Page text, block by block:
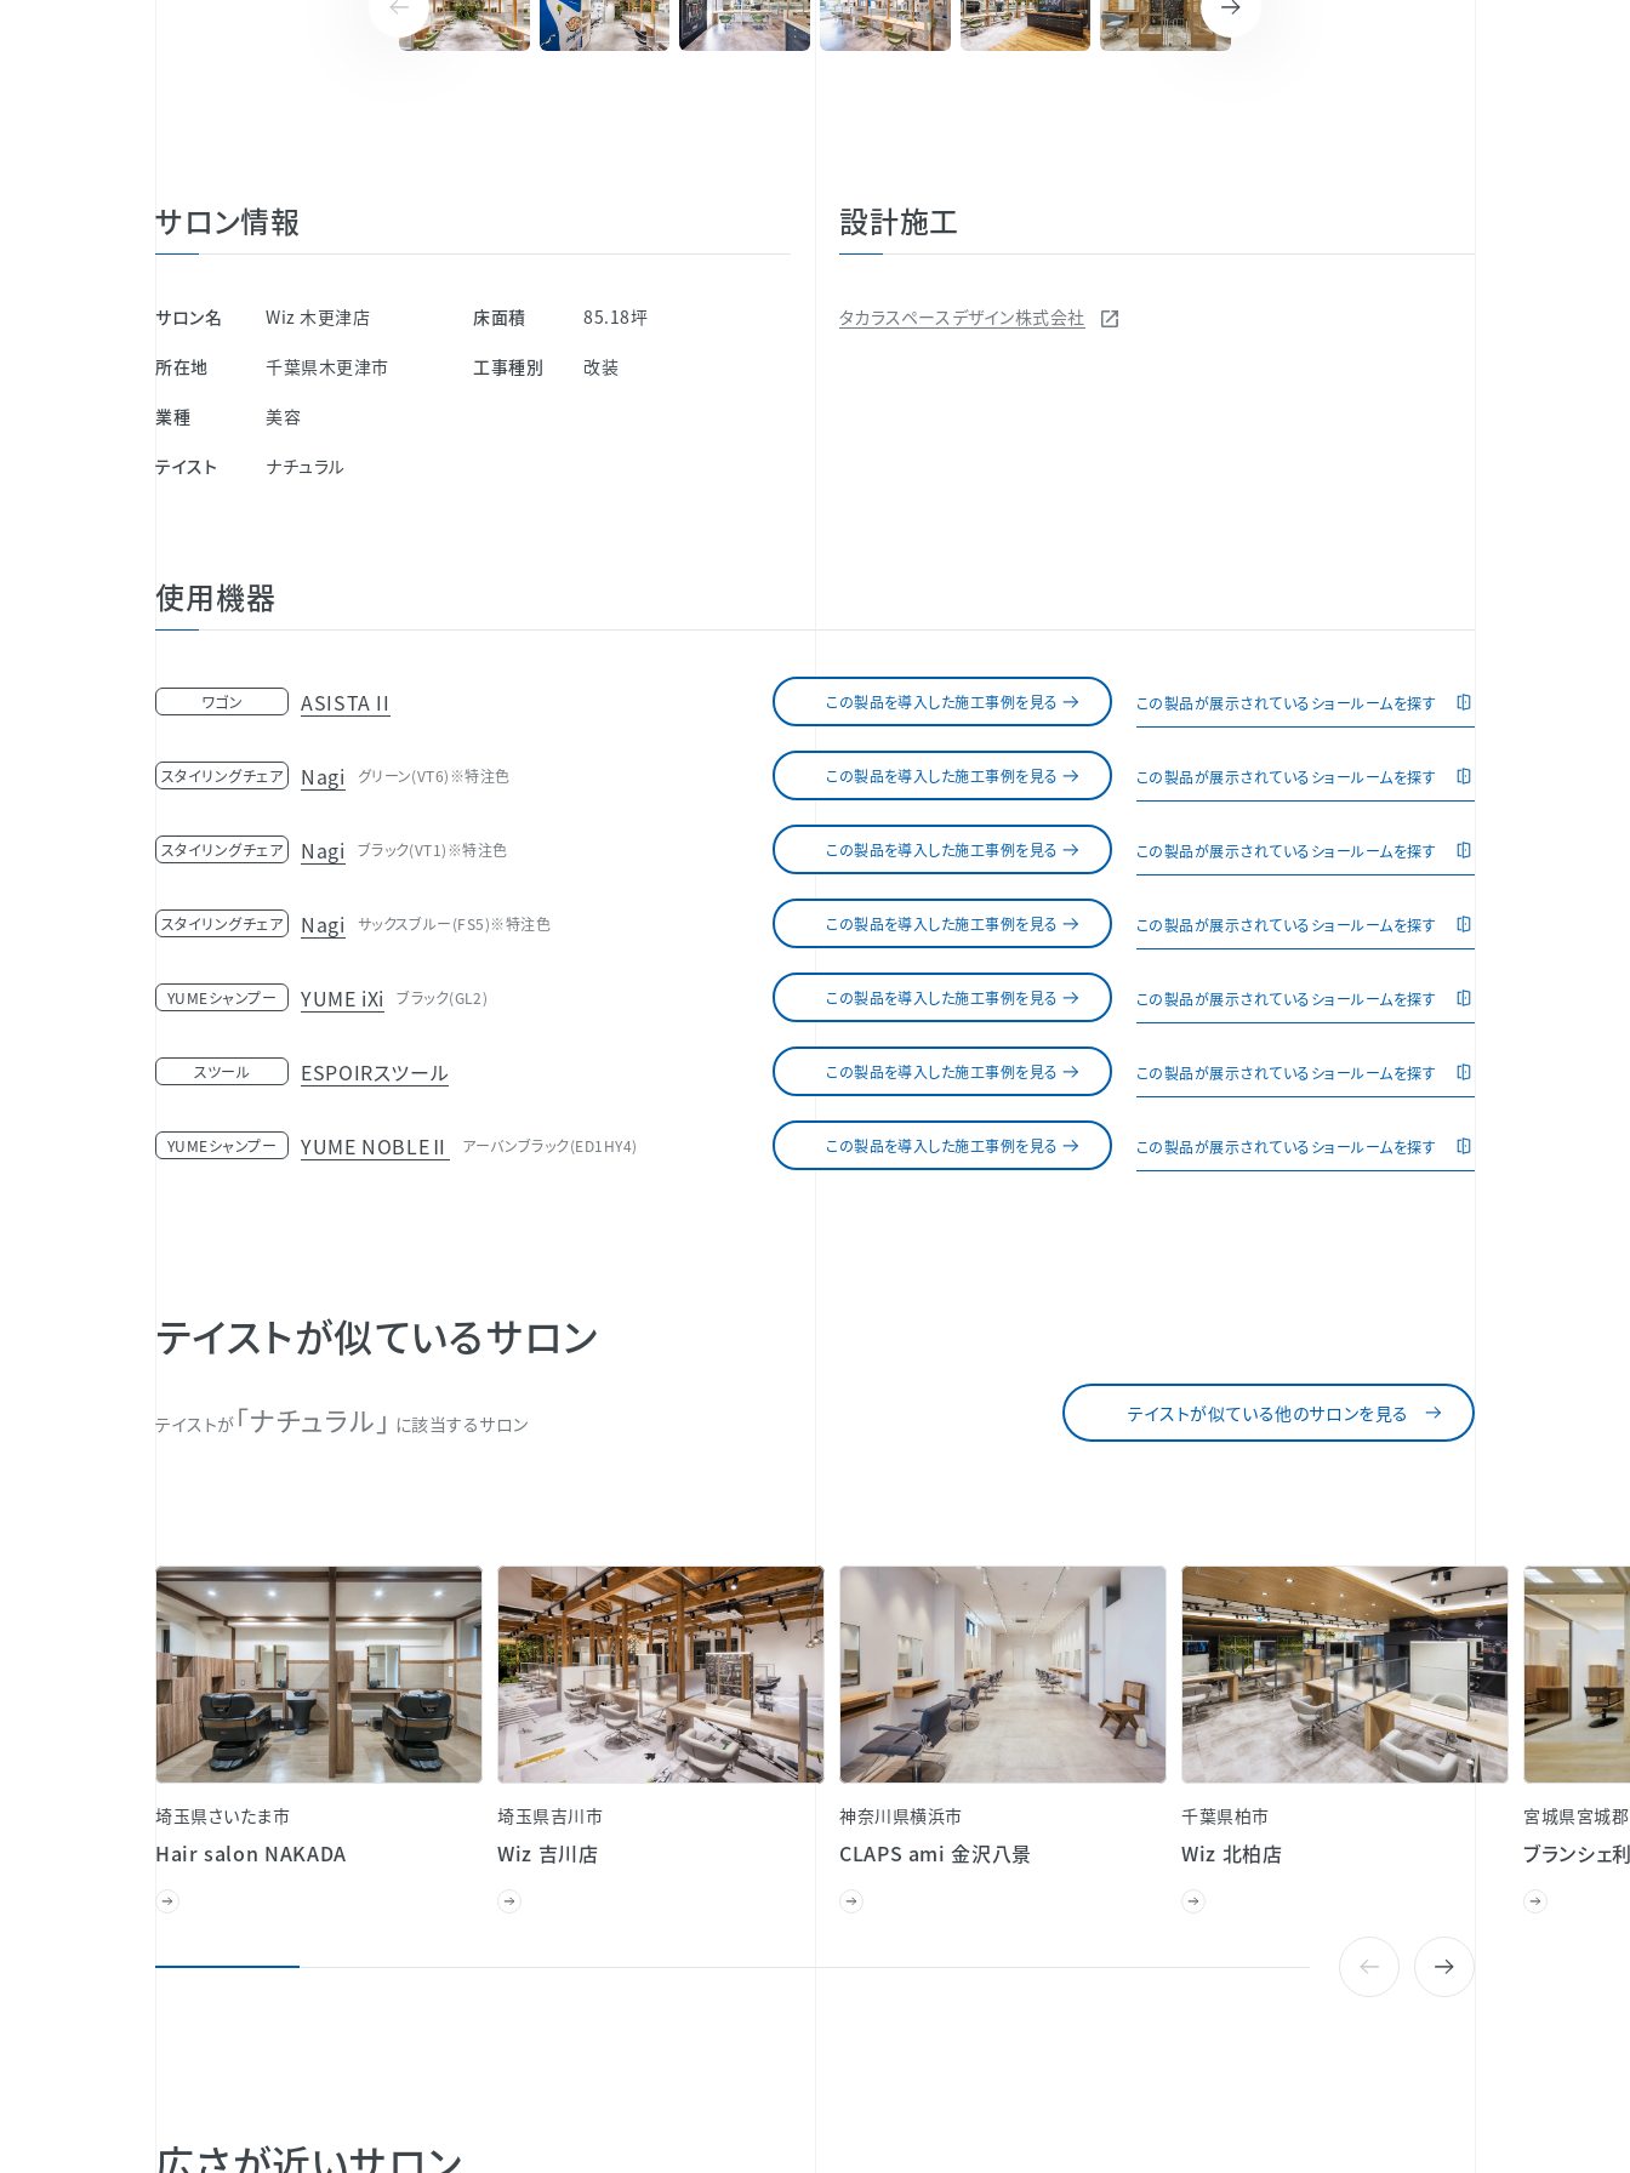
サロン情報
サロン名 Wiz 木更津店
所在地 千葉県木更津市
業種 美容
テイスト ナチュラル
床面積 85.18坪
工事種別 改装
設計施工
タカラスペースデザイン株式会社
使用機器
ワゴン ASISTA II この製品を導入した施工事例を見る この製品が展示されているショールームを探す
スタイリングチェア Nagi グリーン(VT6)※特注色 この製品を導入した施工事例を見る この製品が展示されているショールームを探す
スタイリングチェア Nagi ブラック(VT1)※特注色 この製品を導入した施工事例を見る この製品が展示されているショールームを探す
スタイリングチェア Nagi サックスブルー(FS5)※特注色 この製品を導入した施工事例を見る この製品が展示されているショールームを探す
YUMEシャンプー YUME iXi ブラック(GL2) この製品を導入した施工事例を見る この製品が展示されているショールームを探す
スツール ESPOIRスツール この製品を導入した施工事例を見る この製品が展示されているショールームを探す
YUMEシャンプー YUME NOBLEⅡ アーバンブラック(ED1HY4) この製品を導入した施工事例を見る この製品が展示されているショールームを探す
テイストが似ているサロン
テイストが 「ナチュラル」 に該当するサロン テイストが似ている他のサロンを見る
埼玉県さいたま市
Hair salon NAKADA
埼玉県吉川市
Wiz 吉川店
神奈川県横浜市
CLAPS ami 金沢八景
千葉県柏市
Wiz 北柏店
宮城県宮城郡
ブランシェ